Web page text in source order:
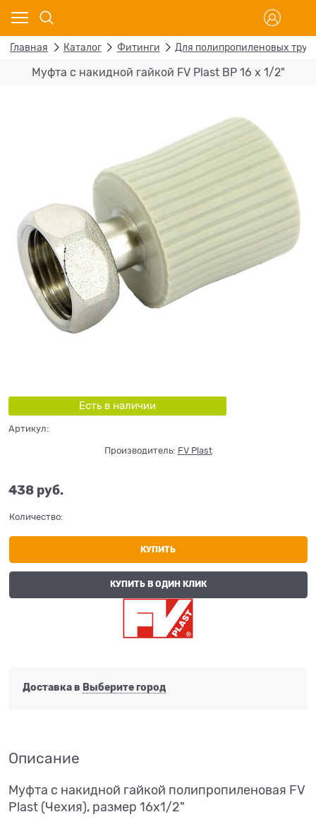
Главная Каталог Фитинги Для полипропиленовых труб
Муфта с накидной гайкой FV Plast ВР 16 х 1/2"
Есть в наличии
Артикул:
Производитель: FV Plast
438 руб.
Количество:
КУПИТЬ
КУПИТЬ В ОДИН КЛИК
Доставка в Выберите город
Описание
Муфта с накидной гайкой полипропиленовая FV
Plast (Чехия), размер 16х1/2"